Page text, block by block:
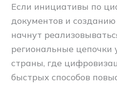
Если инициативы по
документов и
начнут
региональные цепочки
страны, где
быстрых способов